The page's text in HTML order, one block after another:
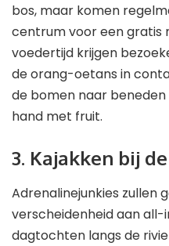
bos, maar komen
centrum voor een gratis
voedertijd krijgen
de orang-oetans in
de bomen naar
hand met fruit.
3. Kajakken bij
Adrenalinejunkies zullen
verscheidenheid aan all-
dagtochten langs de